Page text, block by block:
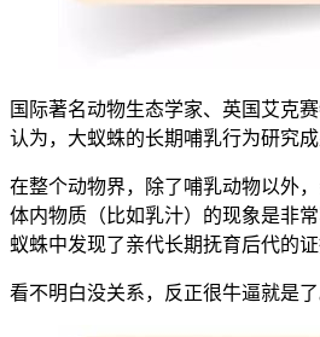
国际著名动物生态学家、英国艾克
认为，大蚁蛛的长期哺乳行为研究成
在整个动物界，除了哺乳动物以外
体内物质（比如乳汁）的现象是非
蚁蛛中发现了亲代长期抚育后代的证
看不明白没关系，反正很牛逼就是了